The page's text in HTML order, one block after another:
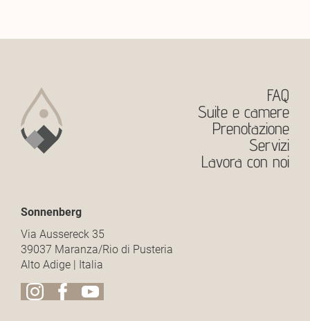
FAQ
Suite e camere
Prenotazione
Servizi
Lavora con noi
Sonnenberg
Via Aussereck 35
39037 Maranza/Rio di Pusteria
Alto Adige | Italia